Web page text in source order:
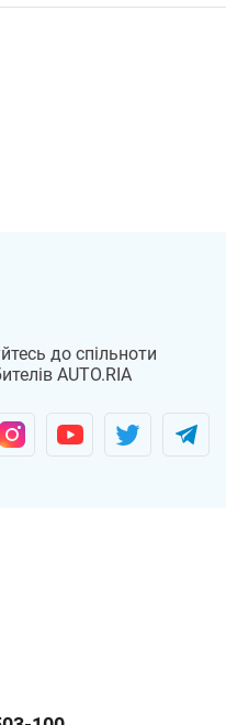
до спільноти
AUTO.RIA